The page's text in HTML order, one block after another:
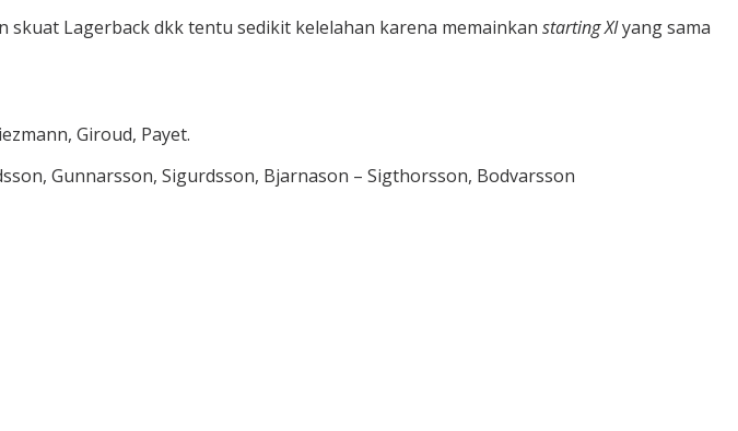
skuat Lagerback dkk tentu sedikit kelelahan karena memainkan starting XIyang sama
Giroud, Payet.
Gunnarsson, Sigurdsson, Bjarnason – Sigthorsson, Bodvarsson